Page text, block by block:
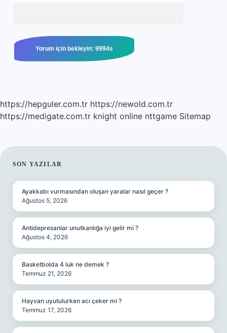
https://hepguler.com.tr https://newold.com.tr
https://medigate.com.tr knight online nttgame Sitemap
SIDEBAR
SON YAZILAR
Ayakkabı vurmasından oluşan yaralar nasıl geçer ?
Ağustos 5, 2026
Antidepresanlar unutkanlığa iyi gelir mi ?
Ağustos 4, 2026
Basketbolda 4 luk ne demek ?
Temmuz 21, 2026
Hayvan uyutulurken acı çeker mi ?
Temmuz 17, 2026